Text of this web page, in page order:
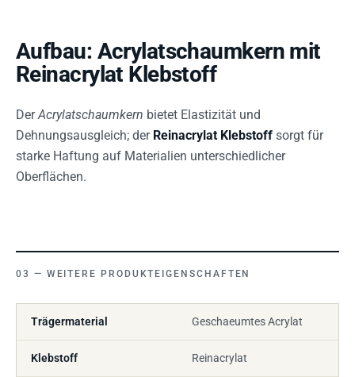
Aufbau: Acrylatschaumkern mit
Reinacrylat Klebstoff
DerAcrylatschaumkern bietet Elastizität und
Dehnungsausgleich; der Reinacrylat Klebstoff sorgt für
starke Haftung auf Materialien unterschiedlicher
Oberflächen.
WEITERE PRODUKTEIGENSCHAFTEN
Trägermaterial Geschaeumtes Acrylat
Klebstoff Reinacrylat